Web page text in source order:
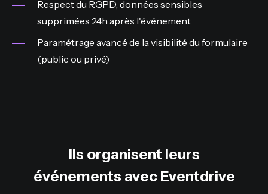
Respect du RGPD, données sensibles
supprimées 24h après l'événement
Paramétrage avancé de la visibilité du formulaire
(public ou privé)
Ils organisent leurs
événements avec Eventdrive